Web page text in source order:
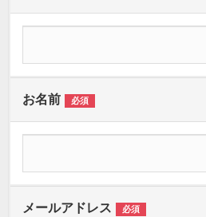
お名前 必須
メールアドレス 必須